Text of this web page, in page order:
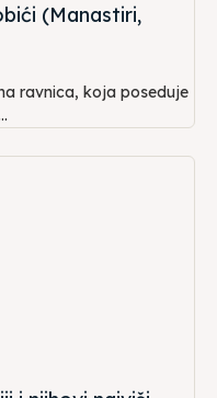
(Manastiri,
ravnica, koja poseduje